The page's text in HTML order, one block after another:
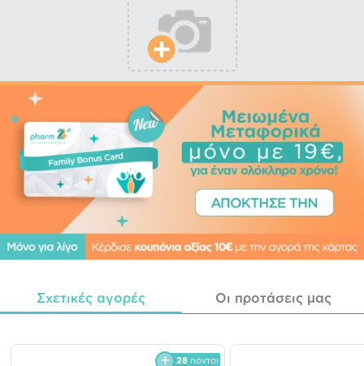
Σχετικές αγορές Οι προτάσεις μας
28 πόντοι